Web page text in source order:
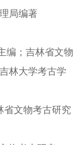
局编著
编；吉林省文物
林大学考古学
省文物考古研究